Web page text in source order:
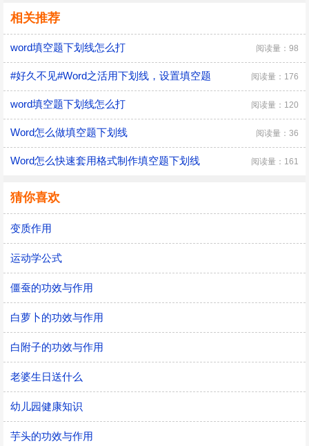
相关推荐
word填空题下划线怎么打 阅读量：98
#好久不见#Word之活用下划线，设置填空题 阅读量：176
word填空题下划线怎么打 阅读量：120
Word怎么做填空题下划线 阅读量：36
Word怎么快速套用格式制作填空题下划线 阅读量：161
猜你喜欢
变质作用
运动学公式
僵蚕的功效与作用
白萝卜的功效与作用
白附子的功效与作用
老婆生日送什么
幼儿园健康知识
芋头的功效与作用